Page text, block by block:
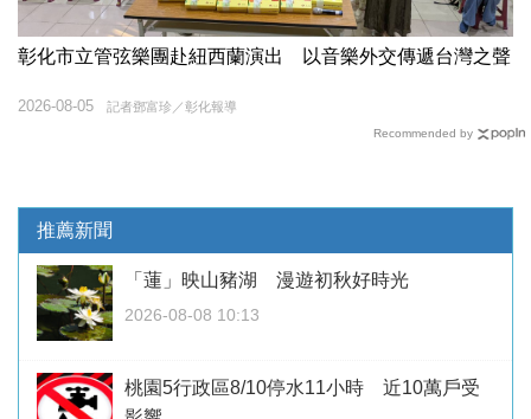
彰化市立管弦樂團赴紐西蘭演出 以音樂外交傳遞台灣之聲
記者鄧富珍／彰化報導
2026-08-05
Recommended by
推薦新聞
「蓮」映山豬湖 漫遊初秋好時光
2026-08-08 10:13
桃園5行政區8/10停水11小時 近10萬戶受